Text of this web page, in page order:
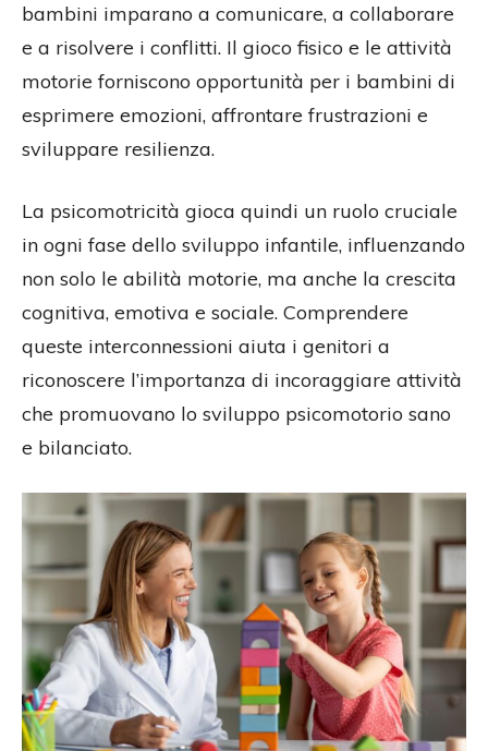
bambini imparano a comunicare, a collaborare
e a risolvere i conflitti. Il gioco fisico e le attività
motorie forniscono opportunità per i bambini di
esprimere emozioni, affrontare frustrazioni e
sviluppare resilienza.
La psicomotricità gioca quindi un ruolo cruciale
in ogni fase dello sviluppo infantile, influenzando
non solo le abilità motorie, ma anche la crescita
cognitiva, emotiva e sociale. Comprendere
queste interconnessioni aiuta i genitori a
riconoscere l’importanza di incoraggiare attività
che promuovano lo sviluppo psicomotorio sano
e bilanciato.